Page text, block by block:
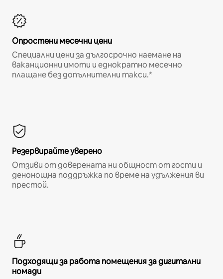
Опростени месечни цени
Специални цени за дългосрочно наемане на
ваканционни имоти и еднократно месечно
плащане без допълнителни такси.*
Резервирайте уверено
Отзиви от доверената ни общност от гости и
денонощна поддръжка по време на удължения ви
престой.
Подходящи за работа помещения за дигитални
номади